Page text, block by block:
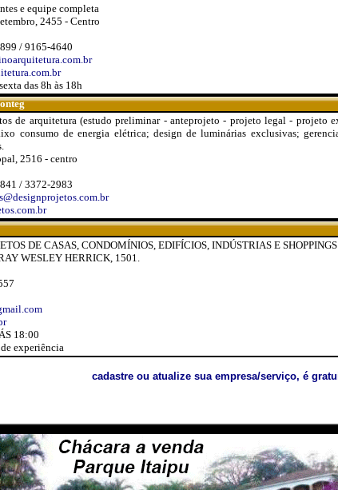
e equipe completa
2455 - Centro
/ 9165-4640
das 8h às 18h
de arquitetura (estudo preliminar - anteprojeto - projeto legal - projeto
consumo de energia elétrica; design de luminárias exclusivas;
2516 - centro
/ 3372-2983
DE CASAS, CONDOMÍNIOS, EDIFÍCIOS, INDÚSTRIAS E
WESLEY HERRICK, 1501.
18:00
experiência
cadastre ou atualize sua empresa/serviço, é